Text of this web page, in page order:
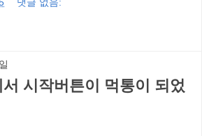
시작버튼이 먹통이 되었